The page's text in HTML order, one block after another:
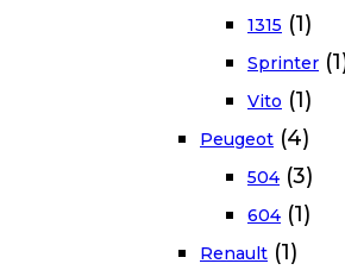
1315 (1)
Sprinter
Vito (1)
Peugeot (4)
504 (3)
604 (1)
Renault (1)